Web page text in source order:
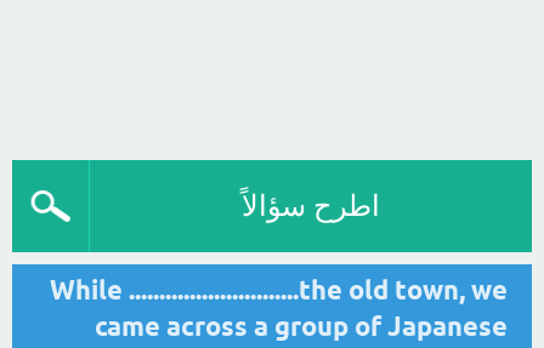
اطرح سؤالاً
While ............................the old town, we
came across a group of Japanese